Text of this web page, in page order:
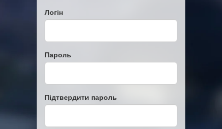
Логін
Пароль
Підтвердити пароль